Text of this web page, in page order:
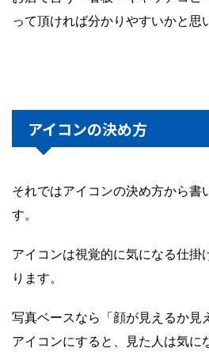
って頂ければ分かりやすいかと思
アイコンの決め方
それではアイコンの決め方から書
す。
アイコンは視覚的に気になる仕掛
ります。
写真ベースなら「顔が見えるか見
アイコンにすると、見た人は気に